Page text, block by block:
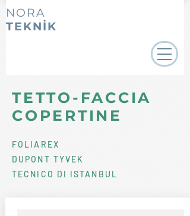
NORA
TEKNİK
TETTO-FACCIA
COPERTINE
FOLIAREX
DUPONT TYVEK
TECNICO DI ISTANBUL